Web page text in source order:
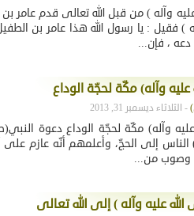
وآله ) من قبل الله تعالى قدم عامر بن
) فقيل : يا رسول الله هذا عامر بن
دعه ، فإن...
وآله) مكّة لحجّة الوداع
- الثلاثاء ديسمبر 31, 2013
وآله) مكّة لحجّة الوداع دعوة
الناس إلى الحجّ، وأعلمهم أنّه عازم
وصوب من...
عليه وآله ) إلى الله تعالى